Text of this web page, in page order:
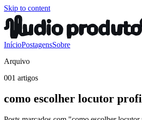
Skip to content
InícioPostagensSobre
Arquivo
001 artigos
como escolher locutor